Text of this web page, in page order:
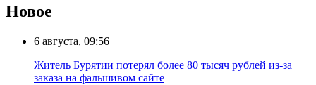
Новое
6 августа, 09:56
Житель Бурятии потерял более 80 тысяч рублей из-за
заказа на фальшивом сайте